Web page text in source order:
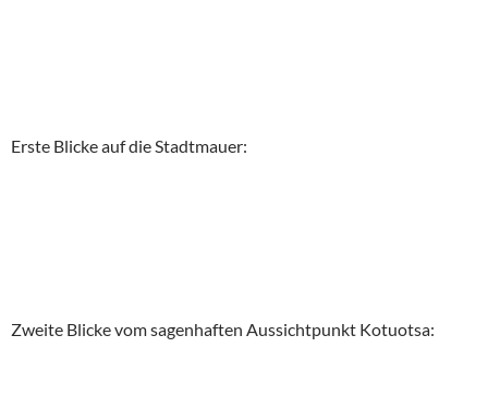
Erste Blicke auf die Stadtmauer:
Zweite Blicke vom sagenhaften Aussichtpunkt Kotuotsa: